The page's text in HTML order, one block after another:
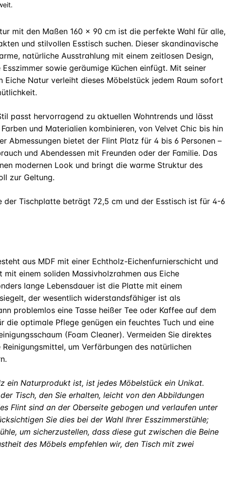
mit den Maßen 160 x 90 cm ist die perfekte Wahl für alle,
und stilvollen Esstisch suchen. Dieser skandinavische
natürliche Ausstrahlung mit einem zeitlosen Design,
sowie geräumige Küchen einfügt. Mit seiner
Eiche Natur verleiht dieses Möbelstück jedem Raum sofort
passt hervorragend zu aktuellen Wohntrends und lässt
und Materialien kombinieren, von Velvet Chic bis hin
Abmessungen bietet der Flint Platz für 4 bis 6 Personen –
und Abendessen mit Freunden oder der Familie. Das
modernen Look und bringt die warme Struktur des
zur Geltung.
der Tischplatte beträgt 72,5 cm und der Esstisch ist für 4-6
aus MDF mit einer Echtholz-Eichenfurnierschicht und
einem soliden Massivholzrahmen aus Eiche
lange Lebensdauer ist die Platte mit einem
der wesentlich widerstandsfähiger ist als
problemlos eine Tasse heißer Tee oder Kaffee auf dem
die optimale Pflege genügen ein feuchtes Tuch und eine
(Foam Cleaner). Vermeiden Sie direktes
um Verfärbungen des natürlichen
ein Naturprodukt ist, ist jedes Möbelstück ein Unikat.
Tisch, den Sie erhalten, leicht von den Abbildungen
Flint sind an der Oberseite gebogen und verlaufen unter
Sie dies bei der Wahl Ihrer Esszimmerstühle;
um sicherzustellen, dass diese gut zwischen die Beine
des Möbels empfehlen wir, den Tisch mit zwei